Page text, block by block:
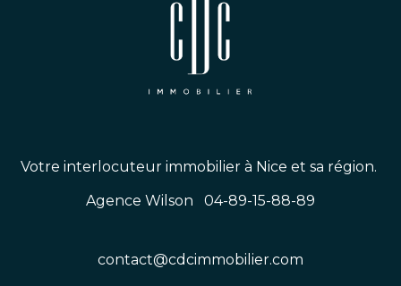
Votre interlocuteur immobilier à Nice et sa région.
Agence Wilson 04-89-15-88-89
contact@cdcimmobilier.com